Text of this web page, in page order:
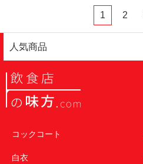
1 2
人気商品
コックコート
白衣